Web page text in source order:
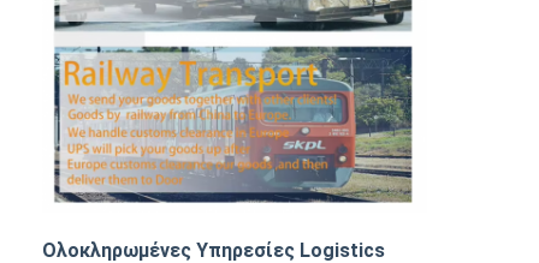
Μεταφορές φορτηγών
Υπηρεσία αποθήκευσης
Ολοκληρωμένες Υπηρεσίες Logistics